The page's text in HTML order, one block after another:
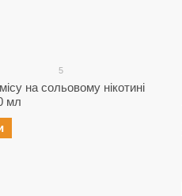
5
на сольовому нікотині
мл